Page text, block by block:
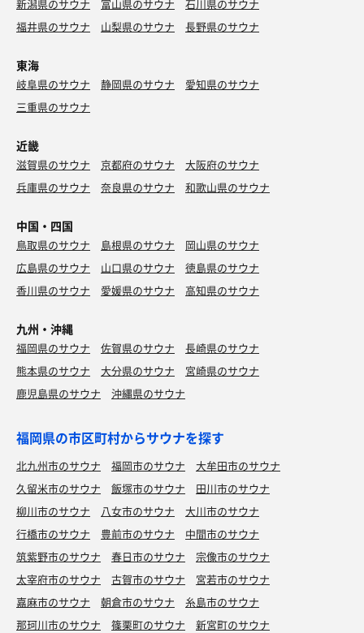
新潟県のサウナ 富山県のサウナ
石川県のサウナ
福井県のサウナ
山梨県のサウナ 長野県のサウナ
東海
岐阜県のサウナ 静岡県のサウナ
愛知県のサウナ
三重県のサウナ
近畿
滋賀県のサウナ 京都府のサウナ
大阪府のサウナ
兵庫県のサウナ
奈良県のサウナ 和歌山県のサウナ
中国・四国
鳥取県のサウナ 島根県のサウナ
岡山県のサウナ
広島県のサウナ
山口県のサウナ
徳島県のサウナ
香川県のサウナ
愛媛県のサウナ 高知県のサウナ
九州・沖縄
福岡県のサウナ 佐賀県のサウナ
長崎県のサウナ
熊本県のサウナ
大分県のサウナ
宮崎県のサウナ
鹿児島県のサウナ
沖縄県のサウナ
福岡県の市区町村からサウナを探す
北九州市のサウナ 福岡市のサウナ
大牟田市のサウナ
久留米市のサウナ
飯塚市のサウナ
田川市のサウナ
柳川市のサウナ
八女市のサウナ
大川市のサウナ
行橋市のサウナ
豊前市のサウナ
中間市のサウナ
筑紫野市のサウナ
春日市のサウナ
宗像市のサウナ
太宰府市のサウナ
古賀市のサウナ
宮若市のサウナ
嘉麻市のサウナ
朝倉市のサウナ
糸島市のサウナ
那珂川市のサウナ
篠栗町のサウナ
新宮町のサウナ